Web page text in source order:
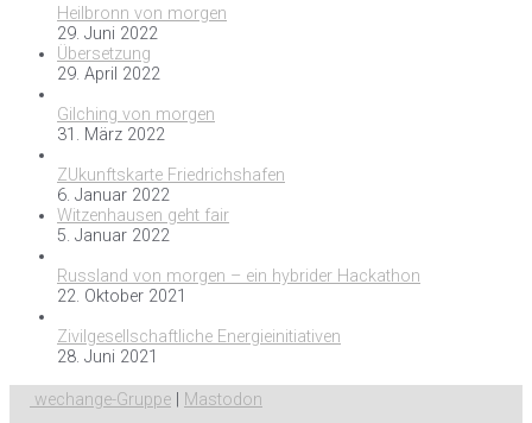
Heilbronn von morgen
29. Juni 2022
Übersetzung
29. April 2022
Gilching von morgen
31. März 2022
ZUkunftskarte Friedrichshafen
6. Januar 2022
Witzenhausen geht fair
5. Januar 2022
Russland von morgen – ein hybrider Hackathon
22. Oktober 2021
Zivilgesellschaftliche Energieinitiativen
28. Juni 2021
wechange-Gruppe Mastodon